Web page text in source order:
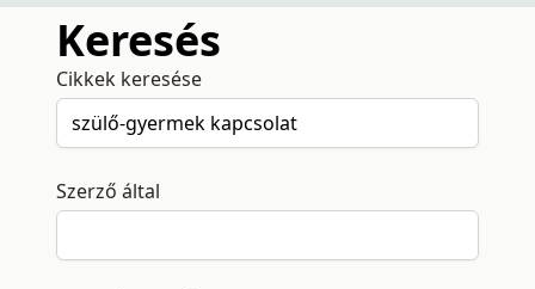
Keresés
Cikkek keresése
Szerző által